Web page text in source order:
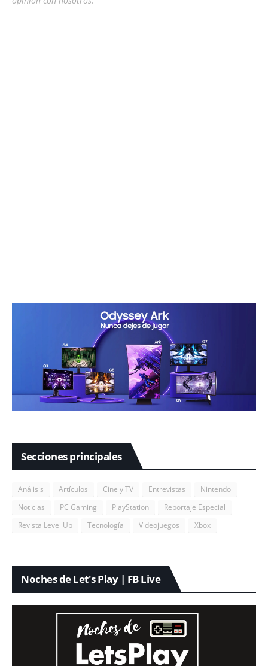
Secciones principales
Análisis Artículos Cine y TV Entrevistas
Nintendo
Noticias
PC Gaming PlayStation
Reportaje Especial
Revista Level Up
Tecnología Videojuegos Xbox
Noches de Let's Play | FB Live